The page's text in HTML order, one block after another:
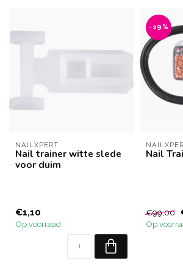
NAILXPERT
Nail trainer witte slede
voor duim
€1,10
Op voorraad
-29%
Nail
€99,00
Op